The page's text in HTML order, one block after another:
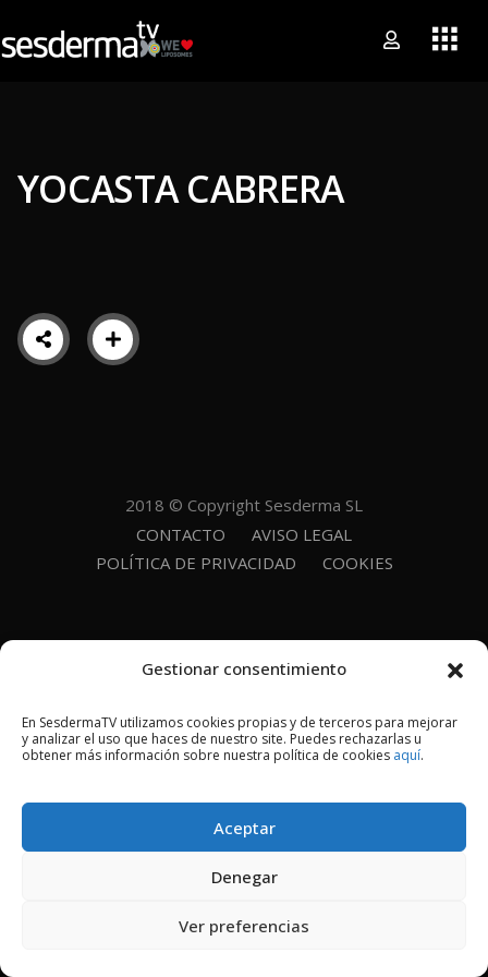
Gestionar consentimiento
En SesdermaTV utilizamos cookies propias y de terceros para mejorar
y analizar el uso que haces de nuestro site. Puedes rechazarlas u
obtener más información sobre nuestra política de cookies aquí.
Aceptar
Denegar
Ver preferencias
YOCASTA CABRERA
2018 © Copyright Sesderma SL
CONTACTO
AVISO LEGAL
POLÍTICA DE PRIVACIDAD
COOKIES